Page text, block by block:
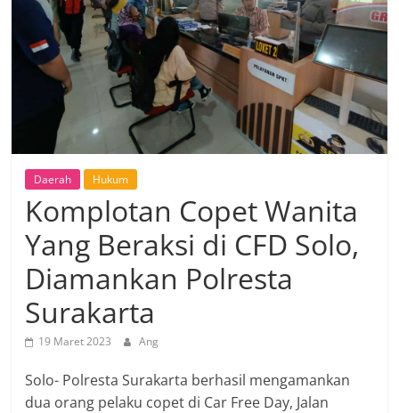
Daerah Hukum
Komplotan Copet Wanita
Yang Beraksi di CFD Solo,
Diamankan Polresta
Surakarta
19 Maret 2023 Ang
Solo- Polresta Surakarta berhasil mengamankan
dua orang pelaku copet di Car Free Day, Jalan